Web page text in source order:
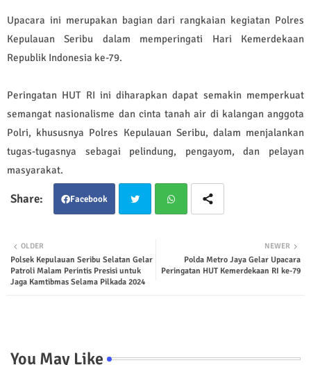
Upacara ini merupakan bagian dari rangkaian kegiatan Polres
Kepulauan Seribu dalam memperingati Hari Kemerdekaan
Republik Indonesia ke-79.
Peringatan HUT RI ini diharapkan dapat semakin memperkuat
semangat nasionalisme dan cinta tanah air di kalangan anggota
Polri, khususnya Polres Kepulauan Seribu, dalam menjalankan
tugas-tugasnya sebagai pelindung, pengayom, dan pelayan
masyarakat.
Facebook
ter
NEWER
Polda Metro Jaya Gelar Upacara
Peringatan HUT Kemerdekaan RI ke-79
OLDER
Polsek Kepulauan Seribu Selatan Gelar
Patroli Malam Perintis Presisi untuk
Jaga Kamtibmas Selama Pilkada 2024
You May Like